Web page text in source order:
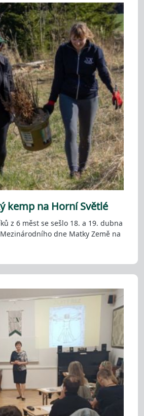
kemp na Horní Světlé
z 6 měst se sešlo 18. a 19. dubna
dne Matky Země na